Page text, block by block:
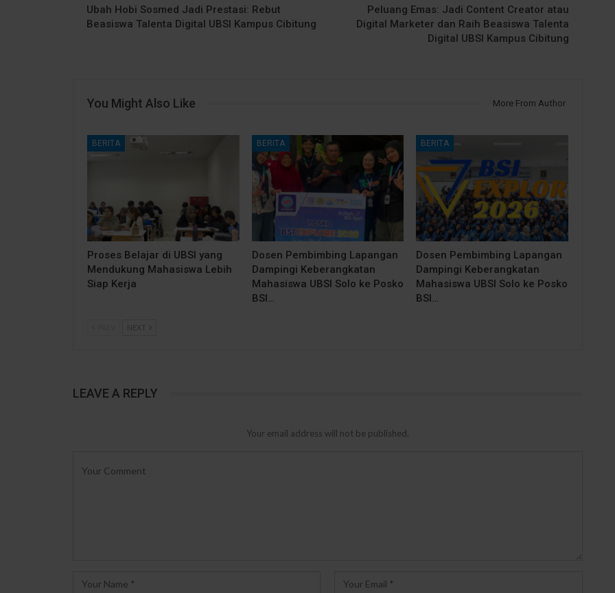
Ubah Hobi Sosmed Jadi Prestasi: Rebut
Beasiswa Talenta Digital UBSI Kampus Cibitung
Peluang Emas: Jadi Content Creator atau
Digital Marketer dan Raih Beasiswa Talenta
Digital UBSI Kampus Cibitung
You Might Also Like More From Author
BERITA
Proses Belajar di UBSI yang
Mendukung Mahasiswa Lebih
Siap Kerja
BERITA
Dosen Pembimbing Lapangan
Dampingi Keberangkatan
Mahasiswa UBSI Solo ke Posko
BSI…
BERITA
Dosen Pembimbing Lapangan
Dampingi Keberangkatan
Mahasiswa UBSI Solo ke Posko
BSI…
NEXT
LEAVE A REPLY
Your email address will not be published.